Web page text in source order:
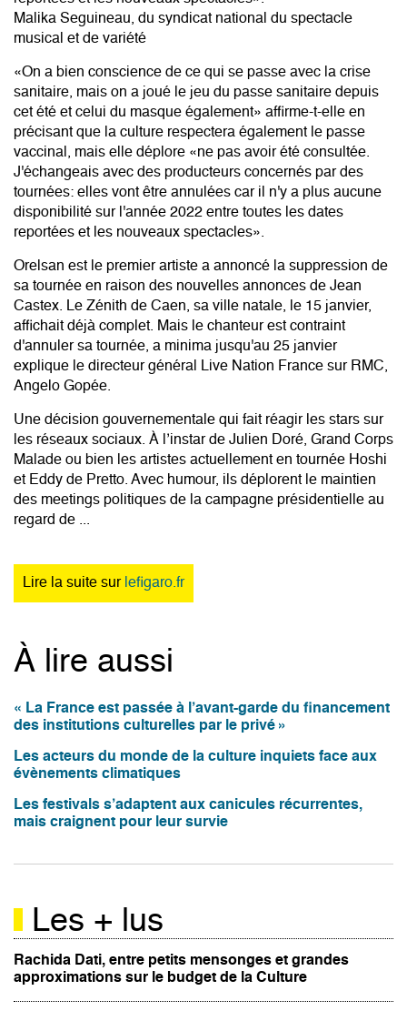
Malika Seguineau, du syndicat national du spectacle
musical et de variété
«On a bien conscience de ce qui se passe avec la crise
sanitaire, mais on a joué le jeu du passe sanitaire depuis
cet été et celui du masque également» affirme-t-elle en
précisant que la culture respectera également le passe
vaccinal, mais elle déplore «ne pas avoir été consultée.
J'échangeais avec des producteurs concernés par des
tournées: elles vont être annulées car il n'y a plus aucune
disponibilité sur l'année 2022 entre toutes les dates
reportées et les nouveaux spectacles».
Orelsan est le premier artiste a annoncé la suppression de
sa tournée en raison des nouvelles annonces de Jean
Castex. Le Zénith de Caen, sa ville natale, le 15 janvier,
affichait déjà complet. Mais le chanteur est contraint
d'annuler sa tournée, a minima jusqu'au 25 janvier
explique le directeur général Live Nation France sur RMC,
Angelo Gopée.
Une décision gouvernementale qui fait réagir les stars sur
les réseaux sociaux. À l’instar de Julien Doré, Grand Corps
Malade ou bien les artistes actuellement en tournée Hoshi
et Eddy de Pretto. Avec humour, ils déplorent le maintien
des meetings politiques de la campagne présidentielle au
regard de ...
Lire la suite sur lefigaro.fr
À lire aussi
« La France est passée à l’avant-garde du financement
des institutions culturelles par le privé »
Les acteurs du monde de la culture inquiets face aux
évènements climatiques
Les festivals s’adaptent aux canicules récurrentes,
mais craignent pour leur survie
Les + lus
Rachida Dati, entre petits mensonges et grandes
approximations sur le budget de la Culture